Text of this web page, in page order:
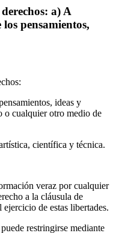
a) A
pensamientos,
ideas y
o cualquier otro medio de
científica y técnica.
veraz por cualquier
a la cláusula de
de estas libertades.
restringirse mediante